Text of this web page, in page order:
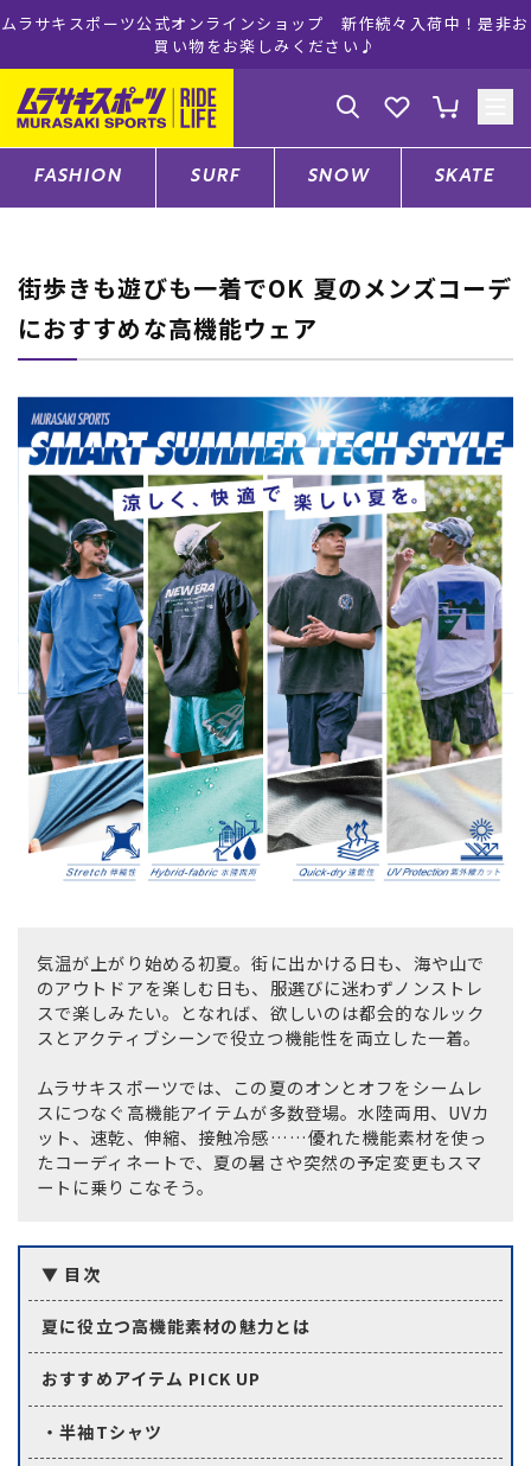
ムラサキスポーツ公式オンラインショップ 新作続々入荷中！是非お
買い物をお楽しみください♪
ゲスト様
ログイン 会員登録
CATEGORY
ファッションTOP
サーフTOP
スノーTOP
スケートTOP
CONTENTS
ブランド一覧
特集一覧
RIDE LIFE MAGAZINE一
中古/アウトレット スノ
SUPPORT
ご利用ガイド
会員ランク
店頭受取サービス
ギフトラッピング
店舗一覧
お問い合わせ
ニュース
ムラサキスポーツ 公式アプリ
ポイント・クーポンもこのアプリで！
FASHION SURF SNOW SKATE
街歩きも遊びも一着でOK 夏のメンズコーデ
におすすめな高機能ウェア
気温が上がり始める初夏。街に出かける日も、海や山で
のアウトドアを楽しむ日も、服選びに迷わずノンストレ
スで楽しみたい。となれば、欲しいのは都会的なルック
スとアクティブシーンで役立つ機能性を両立した一着。
ムラサキスポーツでは、この夏のオンとオフをシームレ
スにつなぐ高機能アイテムが多数登場。水陸両用、UVカ
ット、速乾、伸縮、接触冷感……優れた機能素材を使っ
たコーディネートで、夏の暑さや突然の予定変更もスマ
ートに乗りこなそう。
▼ 目次
夏に役立つ高機能素材の魅力とは
おすすめアイテム PICK UP
・半袖Tシャツ